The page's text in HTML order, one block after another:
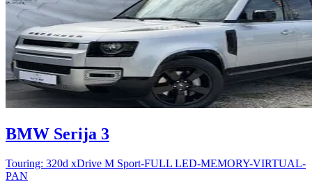
BMW Serija 3
Touring: 320d xDrive M Sport-FULL LED-MEMORY-VIRTUAL-
PAN